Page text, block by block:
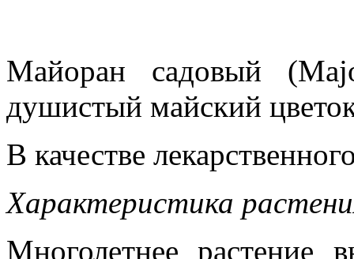
Майоран садовый
душистый майский
В качестве
Характеристика
Многолетнее растение